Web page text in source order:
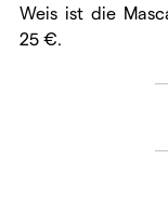
Weis ist die
25 €.